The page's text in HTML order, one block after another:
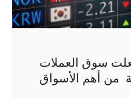
سوق العملات
من أهم الأسواق